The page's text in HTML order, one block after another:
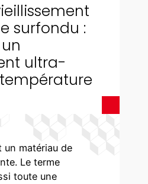
surfondu :
ultra-
un matériau de
Le terme
toute une